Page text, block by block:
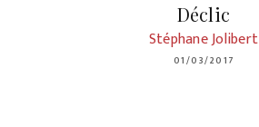
Déclic
Stéphane Jolibert
01/03/2017